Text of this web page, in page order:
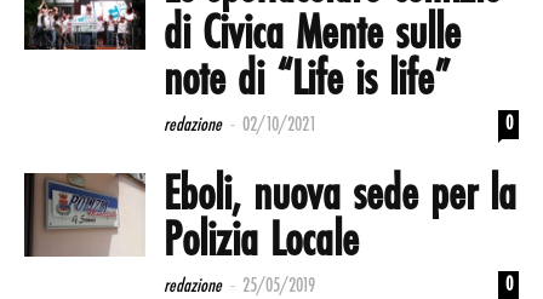
di Civica Mente sulle
note di “Life is life”
redazione - 02/10/2021 0
Eboli, nuova sede per la
Polizia Locale
redazione - 25/05/2019 0